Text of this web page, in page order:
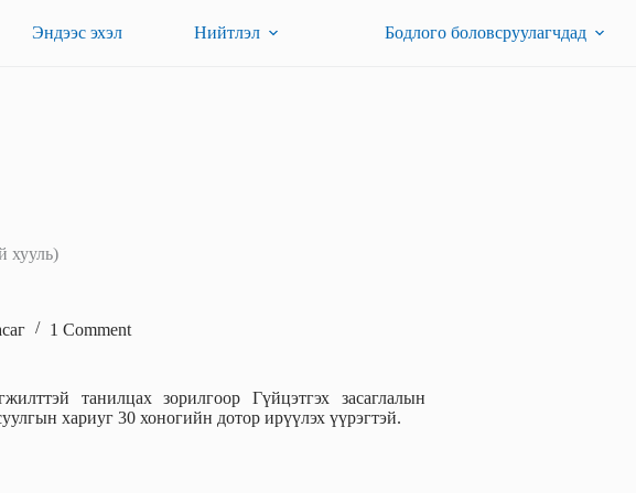
Эндээс эхэл Нийтлэл Бодлого боловсруулагчдад
хууль)
1 Comment
танилцах зорилгоор Гүйцэтгэх засаглалын
хариуг 30 хоногийн дотор ирүүлэх үүрэгтэй.